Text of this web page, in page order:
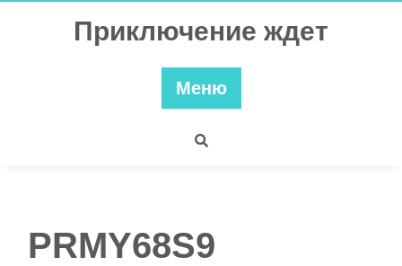
Приключение ждет
Меню
PRMY68S9